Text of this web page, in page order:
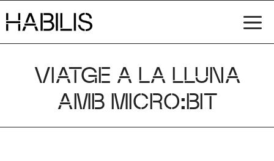
al
VIATGE A LA LLUNA
AMB MICRO:BIT